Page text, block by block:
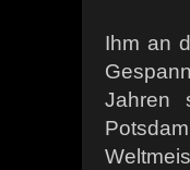
Ihm an
Jahren